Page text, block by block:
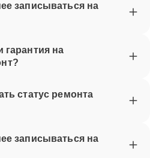
записываться на
гарантия на
статус ремонта
записываться на